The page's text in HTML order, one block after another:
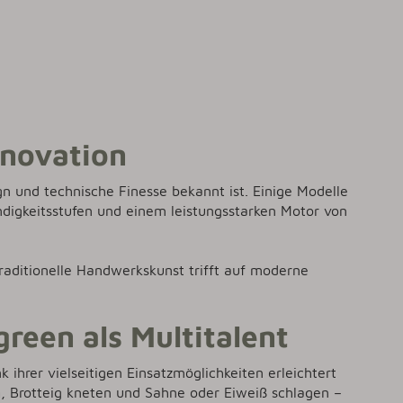
und technische Finesse bekannt ist. Einige Modelle
und einem leistungsstarken Motor von
Handwerkskunst trifft auf moderne
als Multitalent
ihrer vielseitigen Einsatzmöglichkeiten erleichtert
kneten und Sahne oder Eiweiß schlagen –